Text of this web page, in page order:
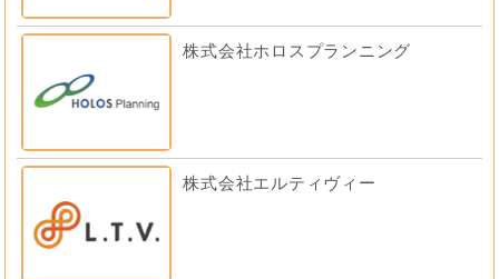
株式会社ホロスプランニング
株式会社エルティヴィー